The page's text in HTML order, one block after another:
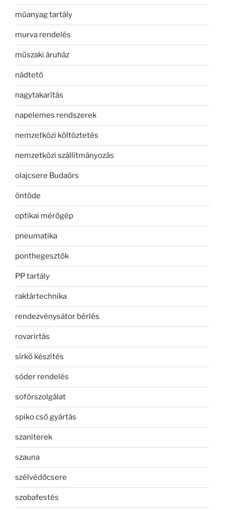
műanyag tartály
murva rendelés
műszaki áruház
nádtető
nagytakarítás
napelemes rendszerek
nemzetközi költöztetés
nemzetközi szállítmányozás
olajcsere Budaörs
öntöde
optikai mérőgép
pneumatika
ponthegesztők
PP tartály
raktártechnika
rendezvénysátor bérlés
rovarirtás
sírkő készítés
sóder rendelés
sofőrszolgálat
spiko cső gyártás
szaniterek
szauna
szélvédőcsere
szobafestés